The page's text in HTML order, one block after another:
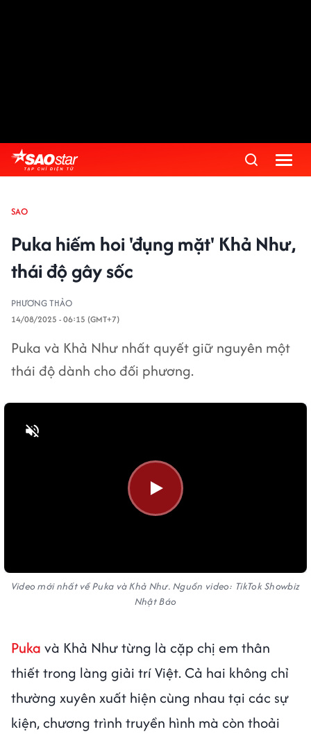
SAO
Puka hiếm hoi 'đụng mặt' Khả Như,
thái độ gây sốc
PHƯƠNG THẢO
14/08/2025 - 06:15 (GMT+7)
Puka và Khả Như nhất quyết giữ nguyên một
thái độ dành cho đối phương.
Video mới nhất về Puka và Khả Như. Nguồn video: TikTok Showbiz
Nhật Báo
Puka và Khả Như từng là cặp chị em thân
thiết trong làng giải trí Việt. Cả hai không chỉ
thường xuyên xuất hiện cùng nhau tại các sự
kiện, chương trình truyền hình mà còn thoải